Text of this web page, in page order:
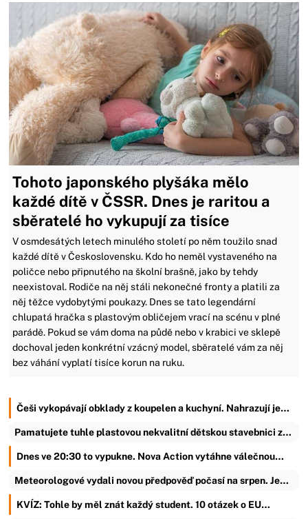
Tohoto japonského plyšáka mělo
každé dítě v ČSSR. Dnes je raritou a
sběratelé ho vykupují za tisíce
V osmdesátých letech minulého století po něm toužilo snad
každé dítě v Československu. Kdo ho neměl vystaveného na
poličce nebo připnutého na školní brašně, jako by tehdy
neexistoval. Rodiče na něj stáli nekonečné fronty a platili za
něj těžce vydobytými poukazy. Dnes se tato legendární
chlupatá hračka s plastovým obličejem vrací na scénu v plné
parádě. Pokud se vám doma na půdě nebo v krabici ve sklepě
dochoval jeden konkrétní vzácný model, sběratelé vám za něj
bez váhání vyplatí tisíce korun na ruku.
Češi vykopávají obklady z koupelen a kuchyní. Nahrazují je…
Pamatujete tuhle plastovou nekvalitní dětskou stavebnici z…
Dnes ve 20:30 to vypukne. Nova Action vytáhne válečnou…
Meteorologové vydali novou předpověď počasí na srpen. Je…
KVÍZ: Tohle by měl znát každý student. 10 otázek o EU…